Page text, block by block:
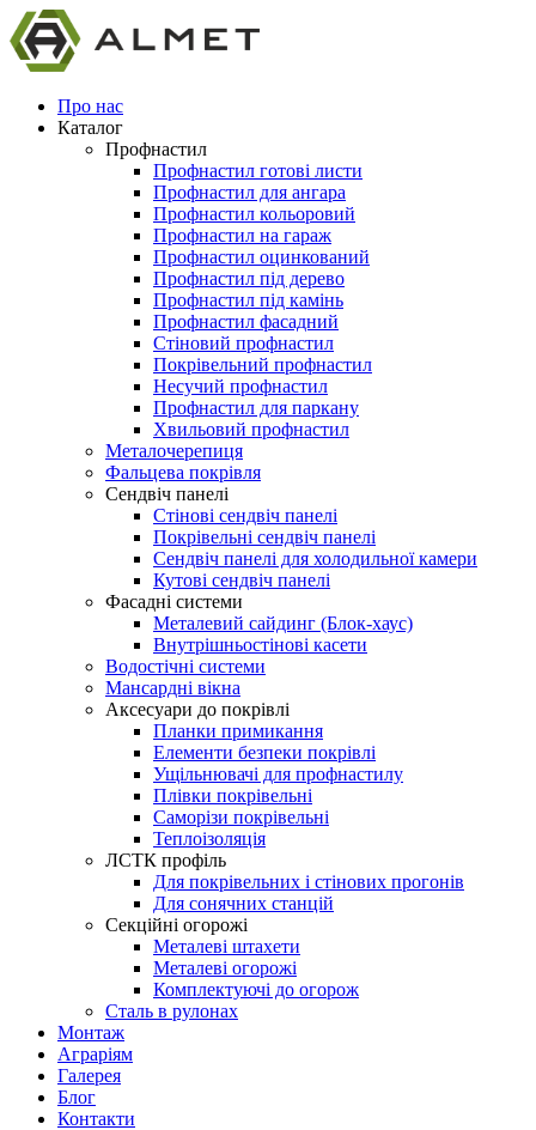
Про нас
Каталог
Профнастил
Профнастил готові листи
Профнастил для ангара
Профнастил кольоровий
Профнастил на гараж
Профнастил оцинкований
Профнастил під дерево
Профнастил під камінь
Профнастил фасадний
Стіновий профнастил
Покрівельний профнастил
Несучий профнастил
Профнастил для паркану
Хвильовий профнастил
Металочерепиця
Фальцева покрівля
Сендвіч панелі
Стінові сендвіч панелі
Покрівельні сендвіч панелі
Сендвіч панелі для холодильної камери
Кутові сендвіч панелі
Фасадні системи
Металевий сайдинг (Блок-хаус)
Внутрішньостінові касети
Водостічні системи
Мансардні вікна
Аксесуари до покрівлі
Планки примикання
Елементи безпеки покрівлі
Ущільнювачі для профнастилу
Плівки покрівельні
Саморізи покрівельні
Теплоізоляція
ЛСТК профіль
Для покрівельних і стінових прогонів
Для сонячних станцій
Секційні огорожі
Металеві штахети
Металеві огорожі
Комплектуючі до огорож
Сталь в рулонах
Монтаж
Аграріям
Галерея
Блог
Контакти